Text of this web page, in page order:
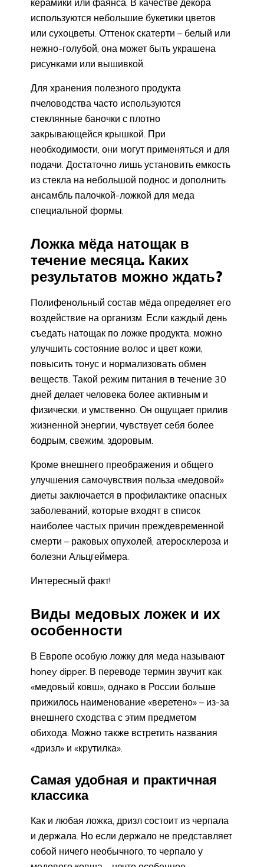
керамики или фаянса. В качестве декора
используются небольшие букетики цветов
или сухоцветы. Оттенок скатерти – белый или
нежно-голубой, она может быть украшена
рисунками или вышивкой.
Для хранения полезного продукта
пчеловодства часто используются
стеклянные баночки с плотно
закрывающейся крышкой. При
необходимости, они могут применяться и для
подачи. Достаточно лишь установить емкость
из стекла на небольшой поднос и дополнить
ансамбль палочкой-ложкой для меда
специальной формы.
Ложка мёда натощак в
течение месяца. Каких
результатов можно ждать?
Полифенольный состав мёда определяет его
воздействие на организм. Если каждый день
съедать натощак по ложке продукта, можно
улучшить состояние волос и цвет кожи,
повысить тонус и нормализовать обмен
веществ. Такой режим питания в течение 30
дней делает человека более активным и
физически, и умственно. Он ощущает прилив
жизненной энергии, чувствует себя более
бодрым, свежим, здоровым.
Кроме внешнего преображения и общего
улучшения самочувствия польза «медовой»
диеты заключается в профилактике опасных
заболеваний, которые входят в список
наиболее частых причин преждевременной
смерти – раковых опухолей, атеросклероза и
болезни Альцгеймера.
Интересный факт!
Виды медовых ложек и их
особенности
В Европе особую ложку для меда называют
honey dipper. В переводе термин звучит как
«медовый ковш», однако в России больше
прижилось наименование «веретено» – из-за
внешнего сходства с этим предметом
обихода. Можно также встретить названия
«дризл» и «крутилка».
Самая удобная и практичная
классика
Как и любая ложка, дризл состоит из черпала
и держала. Но если держало не представляет
собой ничего необычного, то черпало у